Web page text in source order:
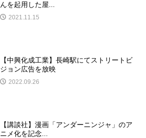
んを起用した屋...
2021.11.15
【中興化成工業】長崎駅にてストリートビ
ジョン広告を放映
2022.09.26
【講談社】漫画「アンダーニンジャ」のア
ニメ化を記念...